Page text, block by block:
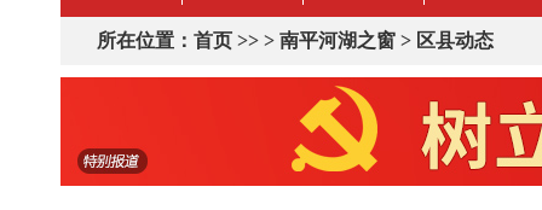
所在位置： 首页 >> > 南平河湖之窗 > 区县动态